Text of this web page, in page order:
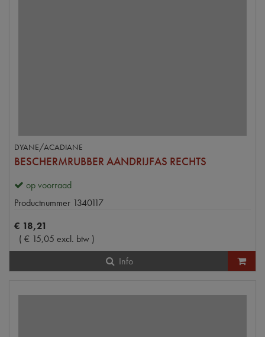
DYANE/ACADIANE
BESCHERMRUBBER AANDRIJFAS RECHTS
op voorraad
Productnummer 1340117
€ 18,21
( € 15,05 excl. btw )
Info